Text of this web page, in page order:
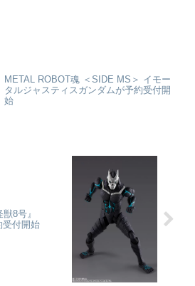
METAL ROBOT魂 ＜SIDE MS＞ イモー
タルジャスティスガンダムが予約受付開
始
8号』
受付開始